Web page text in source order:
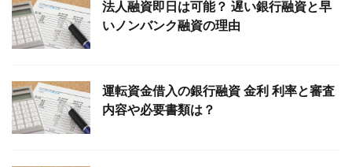
法人融資即日は可能？ 遅い銀行融資と早
いノンバンク融資の理由
運転資金借入の銀行融資 金利 利率と審査
内容や必要書類は？